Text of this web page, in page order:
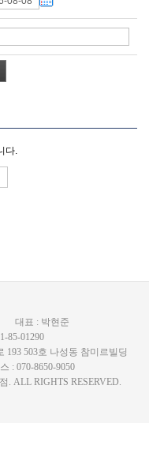
다.
대표 : 박현준
85-01290
193 503호 나성동 참미르빌딩
: 070-8650-9050
. ALL RIGHTS RESERVED.